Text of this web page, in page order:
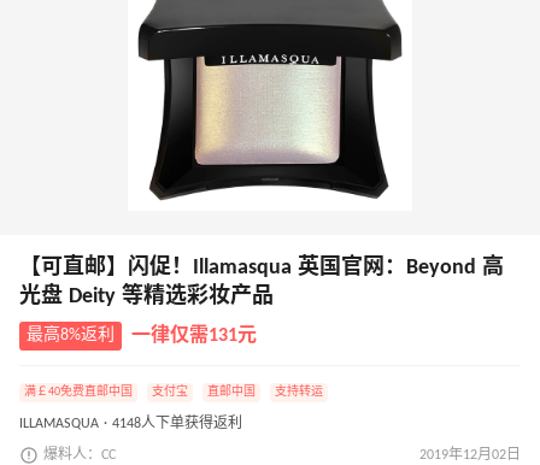
【可直邮】闪促！Illamasqua 英国官网：Beyond 高
光盘 Deity 等精选彩妆产品
最高8%返利 一律仅需131元
满￡40免费直邮中国 支付宝 直邮中国 支持转运
ILLAMASQUA · 4148人下单获得返利
爆料人：CC 2019年12月02日